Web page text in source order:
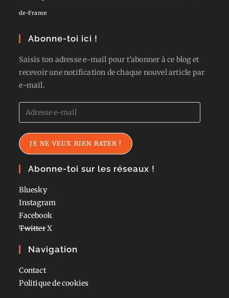
de-France
Abonne-toi ici !
Saisis ton adresse e-mail pour t'abonner à ce blog et
recevoir une notification de chaque nouvel article par
e-mail.
Adresse
e-
mail
JE NE VEUX RIEN RATER !
Abonne-toi sur les réseaux !
Bluesky
Instagram
Facebook
TwitterX
Navigation
Contact
Politique de cookies